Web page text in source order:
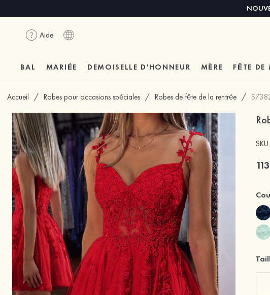
Aide
BAL MARIÉE DEMOISELLE D'HONNEUR MÈRE FÊTE DE
Accueil / Robes pour occasions spéciales / Robes de fête de la rentrée /